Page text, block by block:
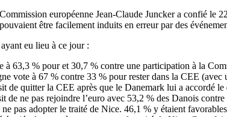
européenne Jean-Claude Juncker a confié le
être facilement induits en erreur par des
eu lieu à ce jour :
à 63,3 % pour et 30,7 % contre une participation à la
vote à 67 % contre 33 % pour rester dans la CEE
de quitter la CEE après que le Danemark lui a accordé le
de ne pas rejoindre l’euro avec 53,2 % des Danois
pas adopter le traité de Nice. 46,1 % y étaient